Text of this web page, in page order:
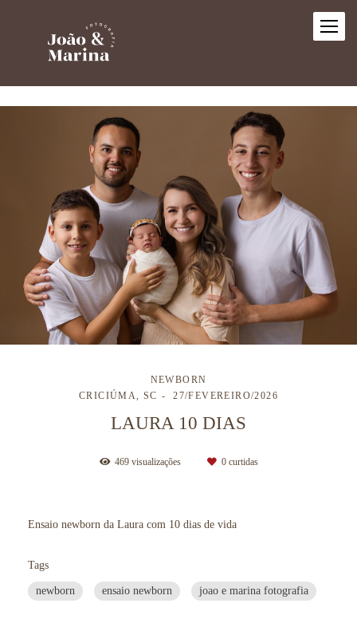
NEWBORN
CRICIÚMA, SC
27/FEVEREIRO/2026
LAURA 10 DIAS
469visualizações 0curtidas
Ensaio newborn da Laura com 10 dias de vida
Tags
newborn ensaio newborn joao e marina fotografia